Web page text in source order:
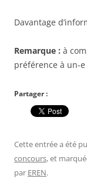
Davantage
Remarque : à
préférence à un-e
Partager :
Cette entrée a été
concours, et
par EREN.